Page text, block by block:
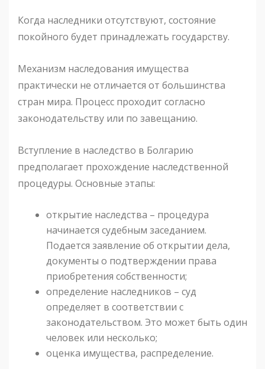
Когда наследники отсутствуют, состояние
покойного будет принадлежать государству.
Механизм наследования имущества
практически не отличается от большинства
стран мира. Процесс проходит согласно
законодательству или по завещанию.
Вступление в наследство в Болгарию
предполагает прохождение наследственной
процедуры. Основные этапы:
открытие наследства – процедура
начинается судебным заседанием.
Подается заявление об открытии дела,
документы о подтверждении права
приобретения собственности;
определение наследников – суд
определяет в соответствии с
законодательством. Это может быть один
человек или несколько;
оценка имущества, распределение.